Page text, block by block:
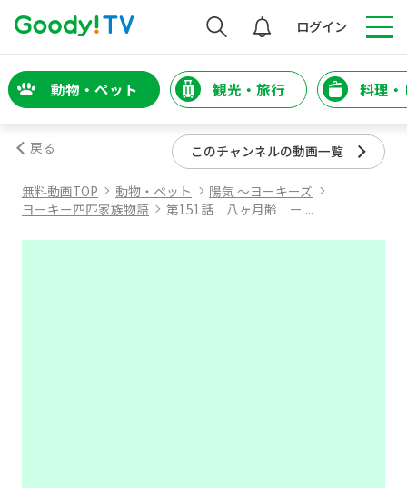
検索 ログイン
動物・ペット 観光・旅行 料理
戻る このチャンネルの動画一覧
無料動画TOP 動物・ペット
陽気 ～ヨーキーズ
ヨーキー四匹家族物語
第151話 八ヶ月齢 ー ...